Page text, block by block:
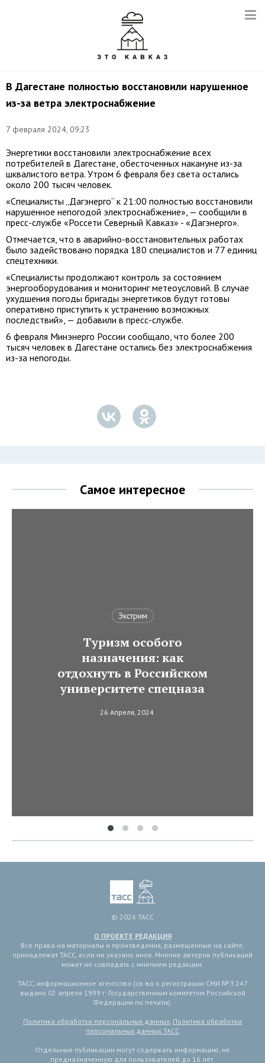
В Дагестане полностью восстановили нарушенное
из-за ветра электроснабжение
7 февраля 2024, 09:23
Энергетики восстановили электроснабжение всех
потребителей в Дагестане, обесточенных накануне из-за
шквалистого ветра. Утром 6 февраля без света остались
около 200 тысяч человек.
«Специалисты „Дагэнерго“ к 21:00 полностью восстановили
нарушенное непогодой электроснабжение», — сообщили в
пресс-службе «Россети Северный Кавказ» - «Дагэнерго».
Отмечается, что в аварийно-восстановительных работах
было задействовано порядка 180 специалистов и 77 единиц
спецтехники.
«Специалисты продолжают контроль за состоянием
энергооборудования и мониторинг метеоусловий. В случае
ухудшения погоды бригады энергетиков будут готовы
оперативно приступить к устранению возможных
последствий», — добавили в пресс-службе.
6 февраля Минэнерго России сообщало, что более 200
тысяч человек в Дагестане остались без электроснабжения
из-за непогоды.
Самое интересное
Экстрим
Туризм особого
назначения: как
отдохнуть в Российском
университете спецназа
26 Апреля, 2024
© 2026 ТАСС
О ПРОЕКТЕ РЕДАКЦИЯ
Все права на материалы и произведения, размещенные на сайте,
принадлежат ТАСС, если не указано иное. Мнение авторов публикаций
может не совпадать с мнением редакции.
ТАСС, информационное агентство (св-во о регистрации СМИ № 3 247
выдано 02 апреля 1999 г. Государственным комитетом Российской
Федерации по печати).
Политика обработки персональных данных, Политика обработки
персональных данных ТАСС
Отдельные публикации могут содержать информацию, не
предназначенную для пользователей до 16 лет.